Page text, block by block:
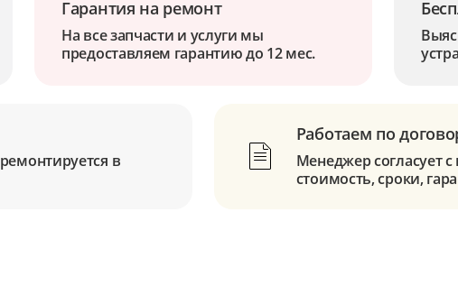
Гарантия на ремонт
На все запчасти и услуги мы
предоставляем гарантию до 12 мес.
ремонтируется в
Работаем по
Менеджер согласует
стоимость, сроки,